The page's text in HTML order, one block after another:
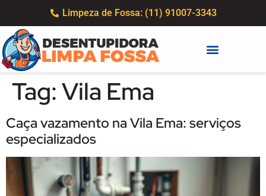
Limpeza de Fossa: (11) 91007-3343
Tag:Vila Ema
Caça vazamento na Vila Ema: serviços
especializados